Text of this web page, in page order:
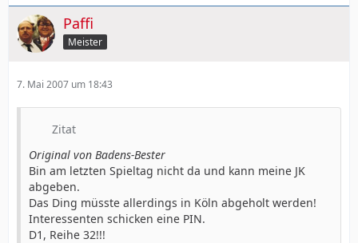
Paffi
Meister
7. Mai 2007 um 18:43
Zitat
Original von Badens-Bester
Bin am letzten Spieltag nicht da und kann meine JK
abgeben.
Das Ding müsste allerdings in Köln abgeholt werden!
Interessenten schicken eine PIN.
D1, Reihe 32!!!